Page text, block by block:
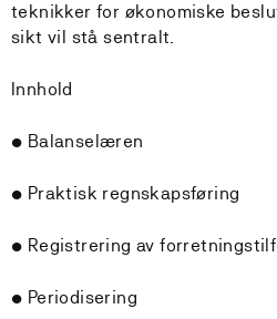
teknikker for økonomiske
sikt vil stå sentralt.
Innhold
• Balanselæren
• Praktisk regnskapsføring
• Registrering av
• Periodisering